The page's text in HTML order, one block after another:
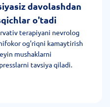
davolashdan
o'tadi
terapiyani nevrolog
og'riqni kamaytirish
mushaklarni
tavsiya qiladi.
etilmaydi.
zaiflashadi, bo'g'imlar